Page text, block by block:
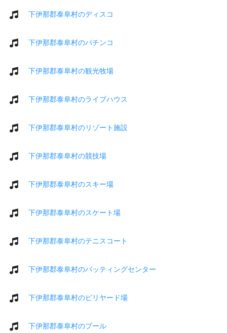
下伊那郡泰阜村のディスコ
下伊那郡泰阜村のパチンコ
下伊那郡泰阜村の観光牧場
下伊那郡泰阜村のライブハウス
下伊那郡泰阜村のリゾート施設
下伊那郡泰阜村の競技場
下伊那郡泰阜村のスキー場
下伊那郡泰阜村のスケート場
下伊那郡泰阜村のテニスコート
下伊那郡泰阜村のバッティングセンター
下伊那郡泰阜村のビリヤード場
下伊那郡泰阜村のプール